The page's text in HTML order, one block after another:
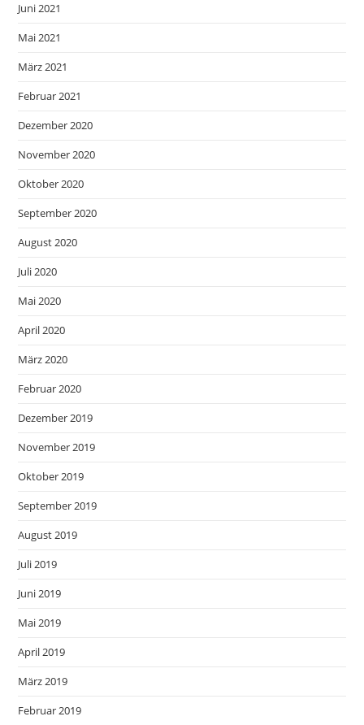
Juni 2021
Mai 2021
März 2021
Februar 2021
Dezember 2020
November 2020
Oktober 2020
September 2020
August 2020
Juli 2020
Mai 2020
April 2020
März 2020
Februar 2020
Dezember 2019
November 2019
Oktober 2019
September 2019
August 2019
Juli 2019
Juni 2019
Mai 2019
April 2019
März 2019
Februar 2019